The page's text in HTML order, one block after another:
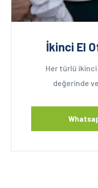
İkinci El
Her türlü
değerinde